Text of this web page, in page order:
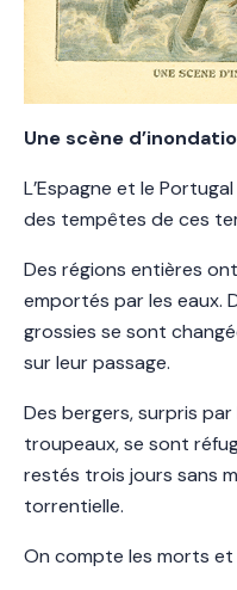
Une scène
L’Espagne et le
des tempêtes de ces
Des régions entières
emportés par les eaux.
grossies se sont
sur leur passage.
Des bergers, surpris
troupeaux, se sont
restés trois jours sans
torrentielle.
On compte les morts